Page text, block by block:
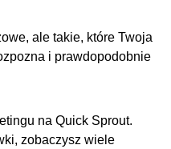
ale takie, które Twoja
i prawdopodobnie
na Quick Sprout.
zobaczysz wiele